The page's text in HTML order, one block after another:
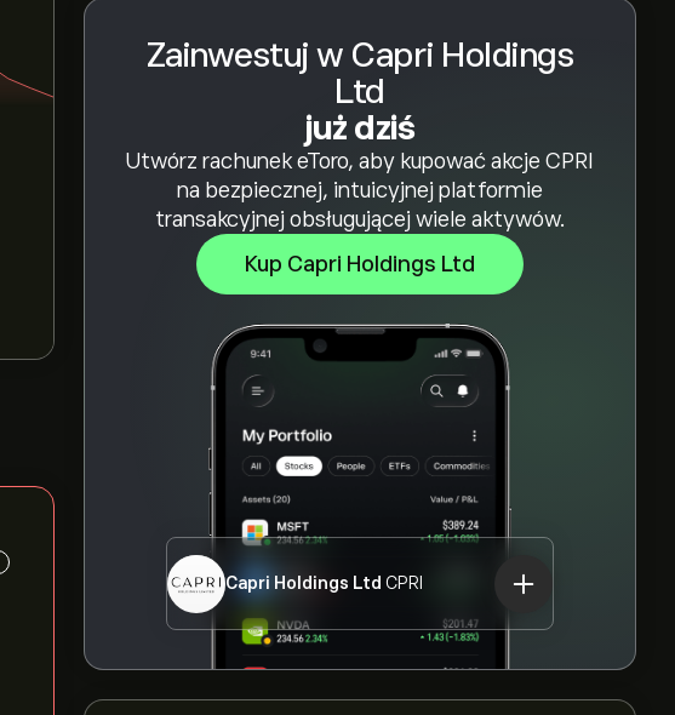
Zainwestuj w Capri Holdings
Ltd
już dziś
Utwórz rachunek eToro, aby kupować akcje CPRI
na bezpiecznej, intuicyjnej platformie
transakcyjnej obsługującej wiele aktywów.
Kup Capri Holdings Ltd
Capri Holdings Ltd CPRI